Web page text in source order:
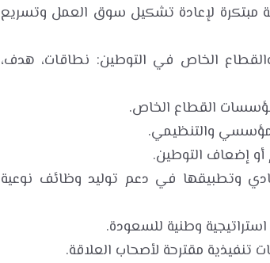
مبتكرة لإعادة تشكيل سوق العمل وتسريع
الخاص في التوطين: نطاقات، هدف،
وتطبيقها في دعم توليد وظائف نوعية